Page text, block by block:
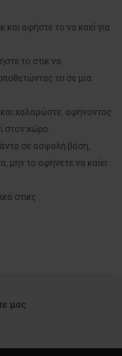
αφήστε το να καεί για
το στικ να
το σε μια
χαλαρώστε, αφήνοντας
στον χώρο.
σε ασφαλή βάση,
μην το αφήνετε να καίει
στικς
μας